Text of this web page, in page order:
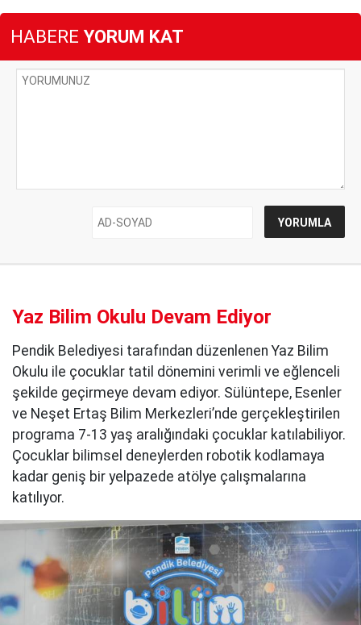
HABERE YORUM KAT
Yaz Bilim Okulu Devam Ediyor
Pendik Belediyesi tarafından düzenlenen Yaz Bilim
Okulu ile çocuklar tatil dönemini verimli ve eğlenceli
şekilde geçirmeye devam ediyor. Sülüntepe, Esenler
ve Neşet Ertaş Bilim Merkezleri’nde gerçekleştirilen
programa 7-13 yaş aralığındaki çocuklar katılabiliyor.
Çocuklar bilimsel deneylerden robotik kodlamaya
kadar geniş bir yelpazede atölye çalışmalarına
katılıyor.